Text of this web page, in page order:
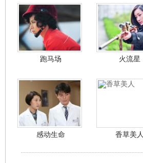
跑马场 火流星
感动生命 香草美人